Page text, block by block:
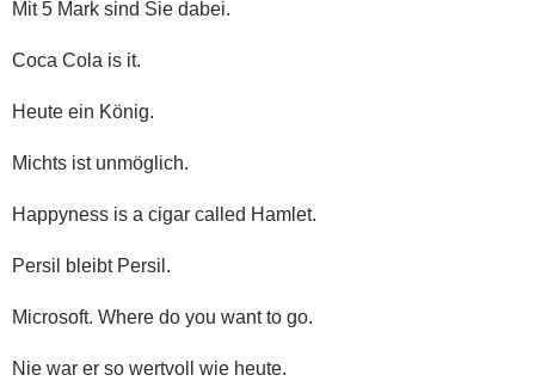
Mit 5 Mark sind Sie dabei.
Coca Cola is it.
Heute ein König.
Michts ist unmöglich.
Happyness is a cigar called Hamlet.
Persil bleibt Persil.
Microsoft. Where do you want to go.
Nie war er so wertvoll wie heute.